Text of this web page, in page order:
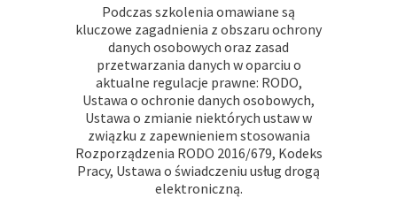
Podczas szkolenia omawiane są
kluczowe zagadnienia z obszaru ochrony
danych osobowych oraz zasad
przetwarzania danych w oparciu o
aktualne regulacje prawne: RODO,
Ustawa o ochronie danych osobowych,
Ustawa o zmianie niektórych ustaw w
związku z zapewnieniem stosowania
Rozporządzenia RODO 2016/679, Kodeks
Pracy, Ustawa o świadczeniu usług drogą
elektroniczną.